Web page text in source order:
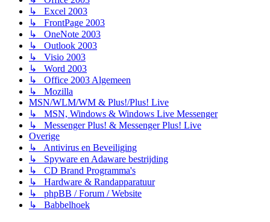
↳ Excel 2003
↳ FrontPage 2003
↳ OneNote 2003
↳ Outlook 2003
↳ Visio 2003
↳ Word 2003
↳ Office 2003 Algemeen
↳ Mozilla
MSN/WLM/WM & Plus!/Plus! Live
↳ MSN, Windows & Windows Live Messenger
↳ Messenger Plus! & Messenger Plus! Live
Overige
↳ Antivirus en Beveiliging
↳ Spyware en Adaware bestrijding
↳ CD Brand Programma's
↳ Hardware & Randapparatuur
↳ phpBB / Forum / Website
↳ Babbelhoek